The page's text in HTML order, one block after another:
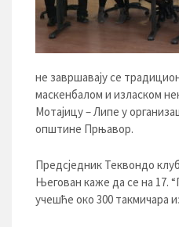
не завршавају се
маскенбалом и изласком
Мотајицу – Липе у
општине Прњавор.
Предсједник Теквондо
Његован каже да се на 17.
учешће око 300 такмичара